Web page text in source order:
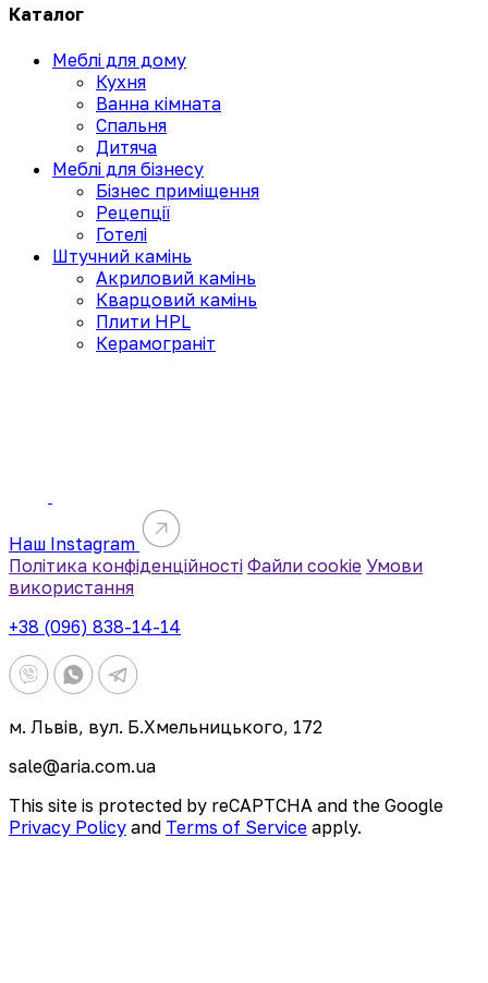
Каталог
Меблі для дому
Кухня
Ванна кімната
Спальня
Дитяча
Меблі для бізнесу
Бізнес приміщення
Рецепції
Готелі
Штучний камінь
Акриловий камінь
Кварцовий камінь
Плити HPL
Керамограніт
Наш Instagram
Політика конфіденційності Файли cookie Умови
використання
+38 (096) 838-14-14
м. Львів, вул. Б.Хмельницького, 172
sale@aria.com.ua
This site is protected by reCAPTCHA and the Google
Privacy Policy and Terms of Service apply.